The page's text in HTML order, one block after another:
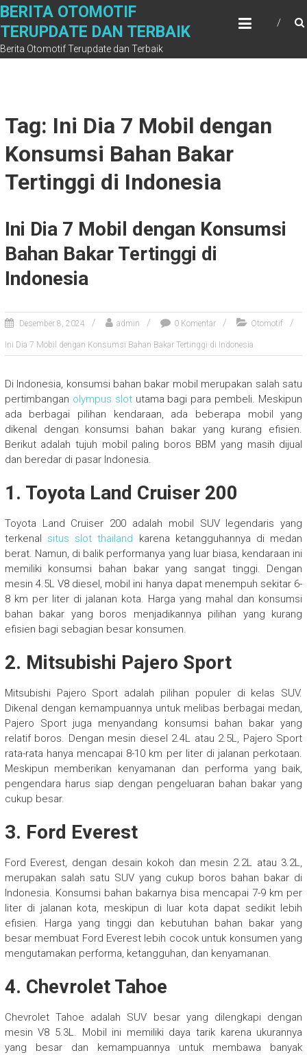
Skip
content
BERITA OTOMOTIF
TERUPDATE DAN TERBAIK
Berita Otomotif Terupdate dan Terbaik
Tag: Ini Dia 7 Mobil dengan
Konsumsi Bahan Bakar
Tertinggi di Indonesia
Ini Dia 7 Mobil dengan Konsumsi
Bahan Bakar Tertinggi di
Indonesia
Desember 8, 2024 admin 0 Komentar Otomotif
Ini Dia 7 Mobil dengan Konsumsi Bahan Bakar Tertinggi di Indonesia
Di Indonesia, konsumsi bahan bakar mobil merupakan salah satu
pertimbangan olympus slotutama bagi para pembeli. Meskipun
ada berbagai pilihan kendaraan, ada beberapa mobil yang
dikenal dengan konsumsi bahan bakar yang kurang efisien.
Berikut adalah tujuh mobil paling boros BBM yang masih dijual
dan beredar di pasar Indonesia.
1. Toyota Land Cruiser 200
Toyota Land Cruiser 200 adalah mobil SUV legendaris yang
terkenal situs slot thailand karena ketangguhannya di medan
berat. Namun, di balik performanya yang luar biasa, kendaraan ini
memiliki konsumsi bahan bakar yang sangat tinggi. Dengan
mesin 4.5L V8 diesel, mobil ini hanya dapat menempuh sekitar 6-
8 km per liter di jalanan kota. Harga yang mahal dan konsumsi
bahan bakar yang boros menjadikannya pilihan yang kurang
efisien bagi sebagian besar konsumen.
2. Mitsubishi Pajero Sport
Mitsubishi Pajero Sport adalah pilihan populer di kelas SUV.
Dikenal dengan kemampuannya untuk melibas berbagai medan,
Pajero Sport juga menyandang konsumsi bahan bakar yang
relatif boros. Dengan mesin diesel 2.4L atau 2.5L, Pajero Sport
rata-rata hanya mencapai 8-10 km per liter di jalanan perkotaan.
Meskipun memberikan kenyamanan dan performa yang baik,
pengendara harus siap dengan pengeluaran bahan bakar yang
cukup besar.
3. Ford Everest
Ford Everest, dengan desain kokoh dan mesin 2.2L atau 3.2L,
merupakan salah satu SUV yang cukup boros bahan bakar di
Indonesia. Konsumsi bahan bakarnya bisa mencapai 7-9 km per
liter di jalanan kota, meskipun di luar kota dapat sedikit lebih
efisien. Harga yang tinggi dan kebutuhan bahan bakar yang
besar membuat Ford Everest lebih cocok untuk konsumen yang
mengutamakan performa, ketangguhan, dan kenyamanan.
4. Chevrolet Tahoe
Chevrolet Tahoe adalah SUV besar yang dilengkapi dengan
mesin V8 5.3L. Mobil ini memiliki daya tarik karena ukurannya
yang besar dan kemampuannya untuk membawa banyak